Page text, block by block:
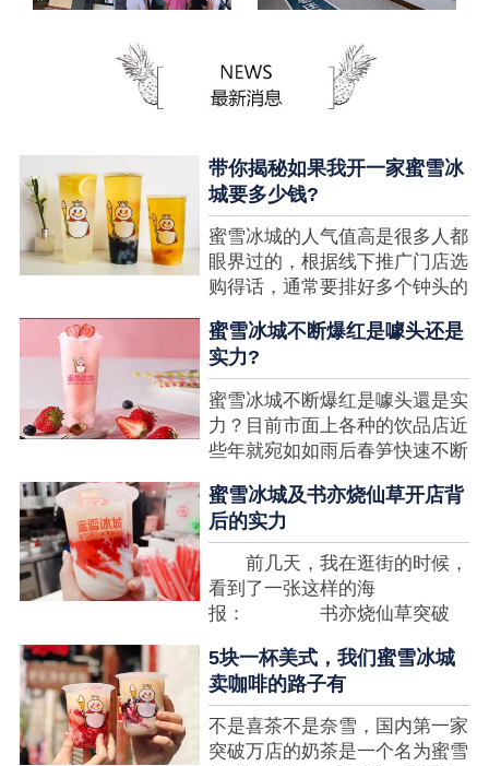
带你揭秘如果我开一家蜜雪冰
城要多少钱?
蜜雪冰城的人气值高是很多人都
眼界过的，根据线下推广门店选
购得话，通常要排好多个钟头的
想要排长队，为的便是那一杯令
人挂念的蜜雪冰城。顾客喜爱的
商品，投资者为什么会看不见在
其中的创业商机呢?许多投资者
都会了解我开一家蜜雪冰城要多
少钱?....
蜜雪冰城不断爆红是噱头还是
实力?
蜜雪冰城不断爆红是噱头還是实
力？目前市面上各种的饮品店近
些年就宛如如雨后春笋快速不断
有运营不小心便会被取代，由于
受年青人的喜爱，再加全国人民
的经济发展水准提升，奶茶饮品
行业发展趋势快速，因此 这一
制造行业有着十分....
蜜雪冰城及书亦烧仙草开店背
后的实力
前几天，我在逛街的时候，
看到了一张这样的海
报： 书亦烧仙草突破
了，这个连名字都没怎么听过的
奶茶店，怎么就悄咪咪地开了这
么多家了？ 也许大家对
5000 家店是什么量级没什么概
5块一杯美式，我们蜜雪冰城
卖咖啡的路子有
不是喜茶不是奈雪，国内第一家
突破万店的奶茶是一个名为蜜雪